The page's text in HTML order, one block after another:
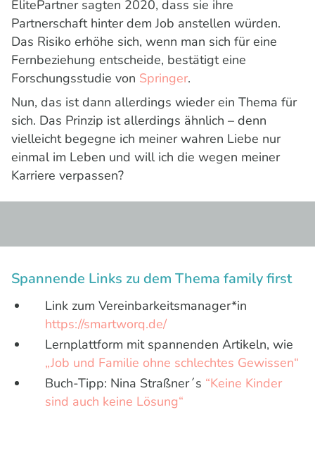
ElitePartner sagten 2020, dass sie ihre
Partnerschaft hinter dem Job anstellen würden.
Das Risiko erhöhe sich, wenn man sich für eine
Fernbeziehung entscheide, bestätigt eine
Forschungsstudie von Springer.
Nun, das ist dann allerdings wieder ein Thema für
sich. Das Prinzip ist allerdings ähnlich – denn
vielleicht begegne ich meiner wahren Liebe nur
einmal im Leben und will ich die wegen meiner
Karriere verpassen?
Spannende Links zu dem Thema family first
Link zum Vereinbarkeitsmanager*in
https://smartworq.de/
Lernplattform mit spannenden Artikeln, wie
„Job und Familie ohne schlechtes Gewissen“
Buch-Tipp: Nina Straßner´s “Keine Kinder
sind auch keine Lösung“